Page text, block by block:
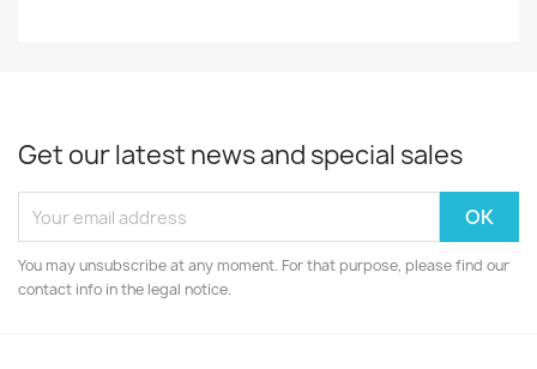
Get our latest news and special sales
You may unsubscribe at any moment. For that purpose, please find our
contact info in the legal notice.